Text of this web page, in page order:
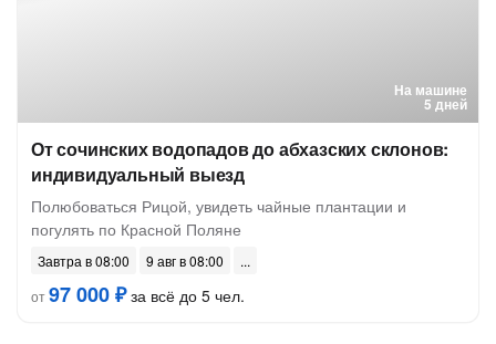
На машине
5 дней
От сочинских водопадов до абхазских склонов:
индивидуальный выезд
Полюбоваться Рицой, увидеть чайные плантации и
погулять по Красной Поляне
Завтра в 08:00
9 авг в 08:00
от97 000 ₽за всё до 5 чел.